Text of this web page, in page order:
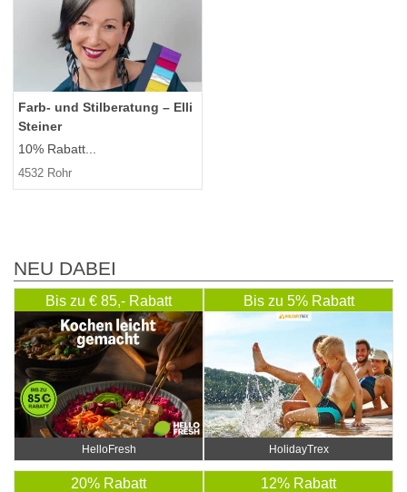
Farb- und Stilberatung – Elli
Steiner
10% Rabatt...
4532 Rohr
NEU DABEI
Bis zu € 85,- Rabatt
HelloFresh
Bis zu 5% Rabatt
HolidayTrex
20% Rabatt 12% Rabatt